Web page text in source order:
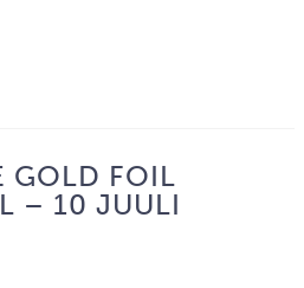
GOLD FOIL
– 10 JUULI